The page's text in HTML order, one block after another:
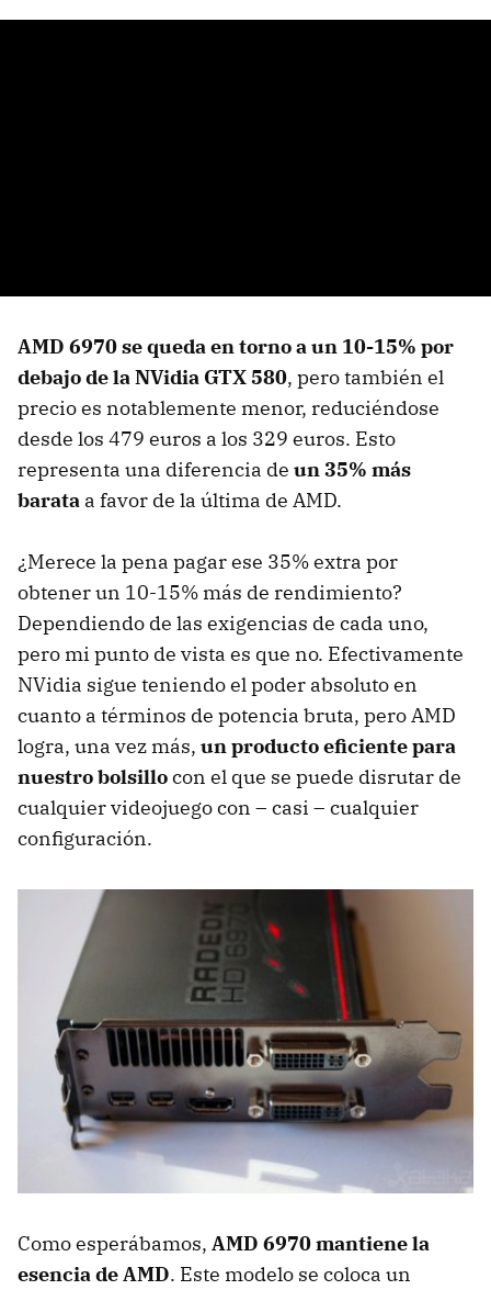
AMD 6970 se queda en torno a un 10-15% por
debajo de la NVidia GTX580, pero también el
precio es notablemente menor, reduciéndose
desde los 479 euros a los 329 euros. Esto
representa una diferencia de un 35% más
barata a favor de la última de AMD.
¿Merece la pena pagar ese 35% extra por
obtener un 10-15% más de rendimiento?
Dependiendo de las exigencias de cada uno,
pero mi punto de vista es que no. Efectivamente
NVidia sigue teniendo el poder absoluto en
cuanto a términos de potencia bruta, peroAMD
logra, una vez más, un producto eficiente para
nuestro bolsillocon el que se puede disrutar de
cualquier videojuego con – casi – cualquier
configuración.
Como esperábamos, AMD 6970 mantiene la
esencia de AMD. Este modelo se coloca un